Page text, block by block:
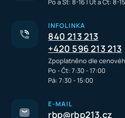
Po a St: 8-16 I Út a Čt: 8-
INFOLINKA
840 213 213
+420 596 213 213
Zpoplatněno dle
Po - Čt: 7:30 - 17:00
Pá: 7:30 - 15:00
E-MAIL
rbp@rbp213.cz